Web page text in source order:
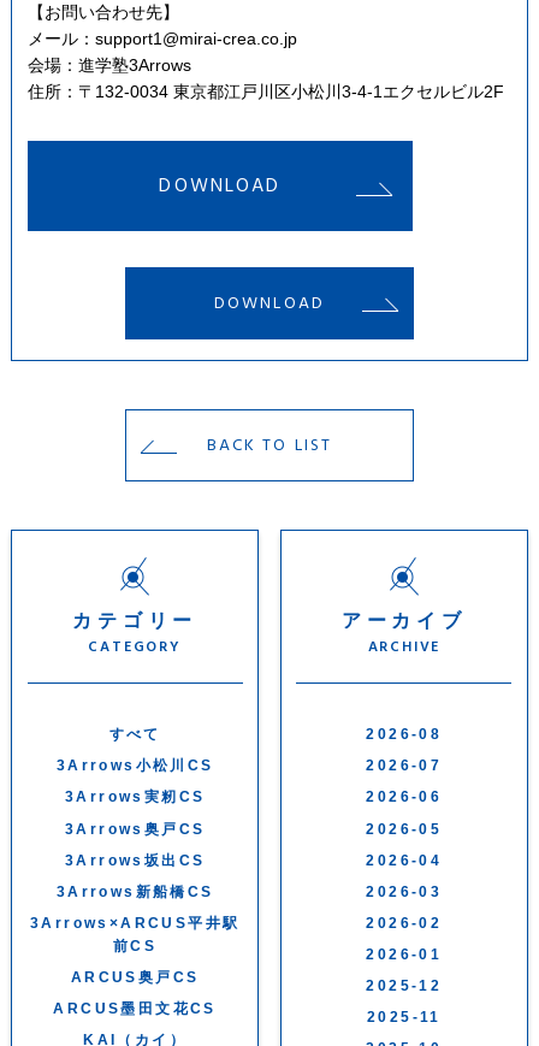
【お問い合わせ先】
メール： support1@mirai-crea.co.jp
会場：進学塾3Arrows
住所：〒132-0034 東京都江戸川区小松川3-4-1エクセルビル2F
DOWNLOAD
DOWNLOAD
BACK TO LIST
カテゴリー
CATEGORY
すべて
3Arrows小松川CS
3Arrows実籾CS
3Arrows奥戸CS
3Arrows坂出CS
3Arrows新船橋CS
3Arrows×ARCUS平井駅
前CS
ARCUS奥戸CS
ARCUS墨田文花CS
KAI（カイ）
アーカイブ
ARCHIVE
2026-08
2026-07
2026-06
2026-05
2026-04
2026-03
2026-02
2026-01
2025-12
2025-11